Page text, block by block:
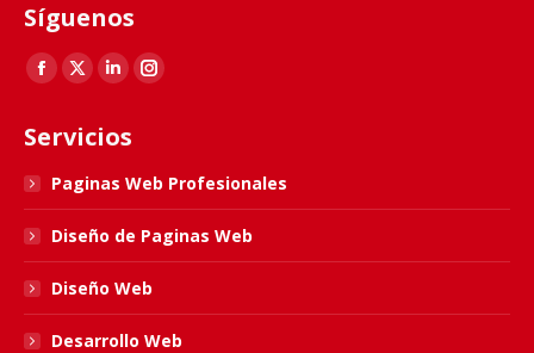
Síguenos
Find us on:
Facebook
opens
in
new
window
X
opens
in
new
window
Linkedin
opens
new
window
Instagram
in
new
window
Servicios
Paginas Web Profesionales
Diseño de Paginas Web
Diseño Web
Desarrollo Web